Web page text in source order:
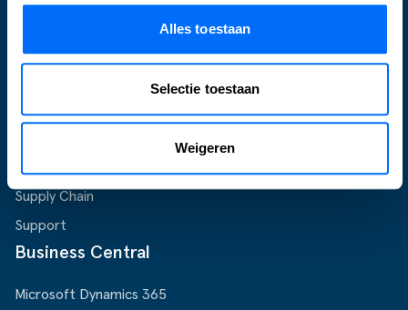
Alles toestaan
Selectie toestaan
Weigeren
Supply Chain
Support
Business Central
Microsoft Dynamics 365